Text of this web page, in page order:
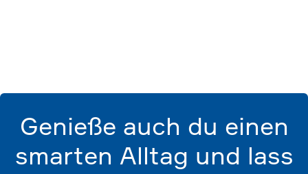
Genieße auch du einen
smarten Alltag und lass